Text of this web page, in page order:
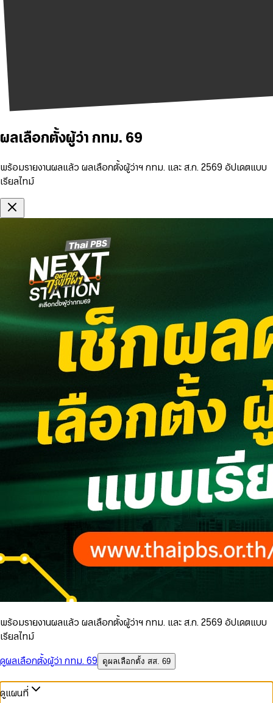
ผลเลือกตั้งผู้ว่า กทม. 69
พร้อมรายงานผลแล้ว ผลเลือกตั้งผู้ว่าฯ กทม. และ ส.ก. 2569 อัปเดตแบบ
เรียลไทม์
พร้อมรายงานผลแล้ว ผลเลือกตั้งผู้ว่าฯ กทม. และ ส.ก. 2569 อัปเดตแบบ
เรียลไทม์
ดูผลเลือกตั้งผู้ว่า กทม. 69
ดูผลเลือกตั้ง สส. 69
ดูแผนที่